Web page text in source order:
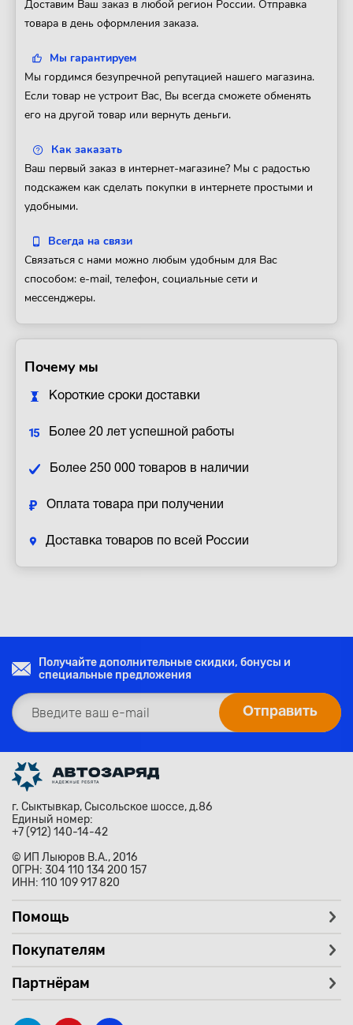
Доставим Ваш заказ в любой регион России. Отправка
товара в день оформления заказа.
Мы гарантируем
Мы гордимся безупречной репутацией нашего магазина.
Если товар не устроит Вас, Вы всегда сможете обменять
его на другой товар или вернуть деньги.
Как заказать
Ваш первый заказ в интернет-магазине? Мы с радостью
подскажем как сделать покупки в интернете простыми и
удобными.
Всегда на связи
Связаться с нами можно любым удобным для Вас
способом: e-mail, телефон, социальные сети и
мессенджеры.
Почему мы
Короткие сроки доставки
Более 20 лет успешной работы
Более 250 000 товаров в наличии
Оплата товара при получении
Доставка товаров по всей России
Получайте дополнительные скидки, бонусы и
специальные предложения
г. Сыктывкар, Сысольское шоссе, д.86
Единый номер:
+7 (912) 140-14-42
© ИП Лыюров В.А., 2016
ОГРН: 304 110 134 200 157
ИНН: 110 109 917 820
Помощь
Покупателям
Партнёрам